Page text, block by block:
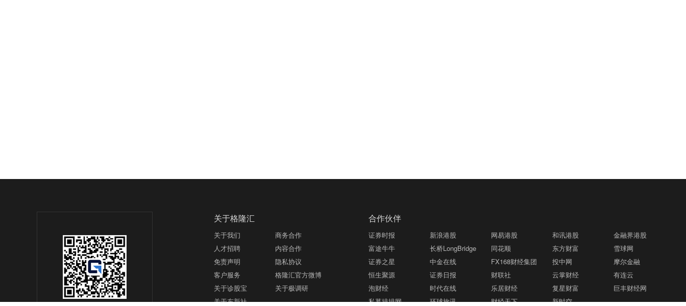
关于格隆汇
关于我们
商务合作
人才招聘
内容合作
免责声明
隐私协议
客户服务
格隆汇官方微博
关于诊股宝
关于极调研
关于东新社
合作伙伴
证券时报 新浪港股 网易港股 和讯港股
金融界港股
富途牛牛
长桥LongBridge 同花顺 东方财富
雪球网
证券之星
中金在线 FX168财经集团 投中网
摩尔金融
恒生聚源
证券日报 财联社 云掌财经
有连云
泡财经
时代在线 乐居财经 复星财富
巨丰财经网
私募排排网
环球旅讯 财经天下 新时空